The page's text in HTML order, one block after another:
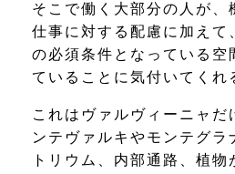
そこで働く大部分の人が、
仕事に対する配慮に加えて
の必須条件となっている空
ていることに気付いてくれ
これはヴァルヴィーニャだ
ンテヴァルキやモンテグラ
トリウム、内部通路、植物